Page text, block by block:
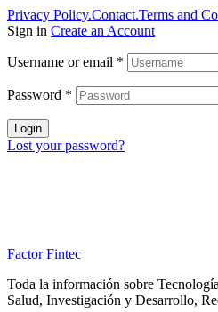
Privacy Policy.Contact.Terms and
Sign in Create an Account
Username or email *
Password *
Login
Lost your password?
Factor Fintec
Toda la información sobre
Salud, Investigación y Desarrollo,